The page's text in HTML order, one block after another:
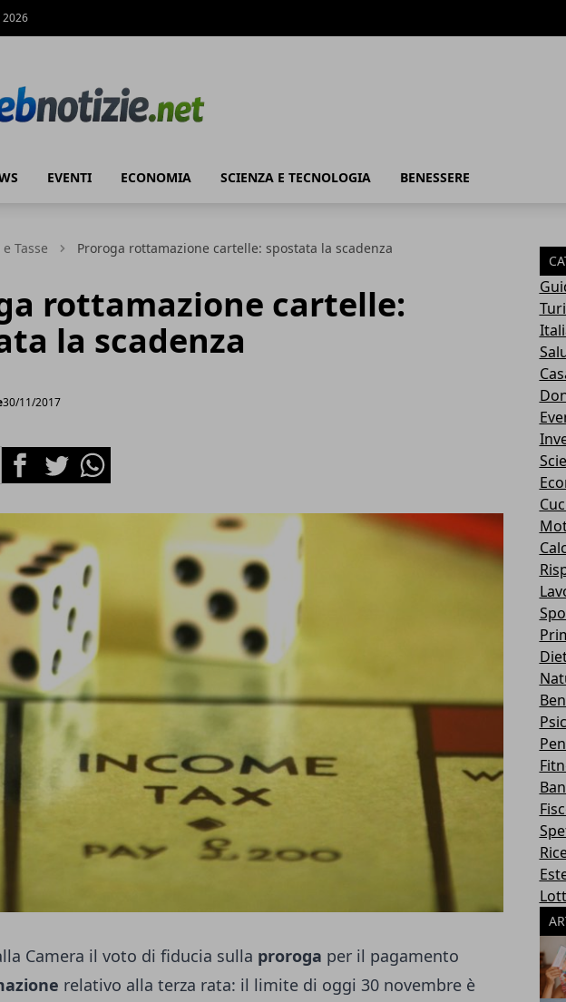
2026
EVENTI ECONOMIA SCIENZA E TECNOLOGIA BENESSERE
e Tasse Proroga rottamazione cartelle: spostata la scadenza
rottamazione cartelle:
la scadenza
30/11/2017
FacebookTwitterWhatsapp
Camera il voto di fiducia sulla proroga per il pagamento
relativo alla terza rata: il limite di oggi 30 novembre è